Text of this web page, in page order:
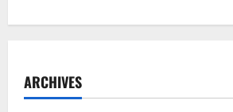
ARCHIVES